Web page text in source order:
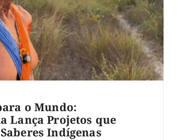
o Mundo:
Lança Projetos que
Indígenas